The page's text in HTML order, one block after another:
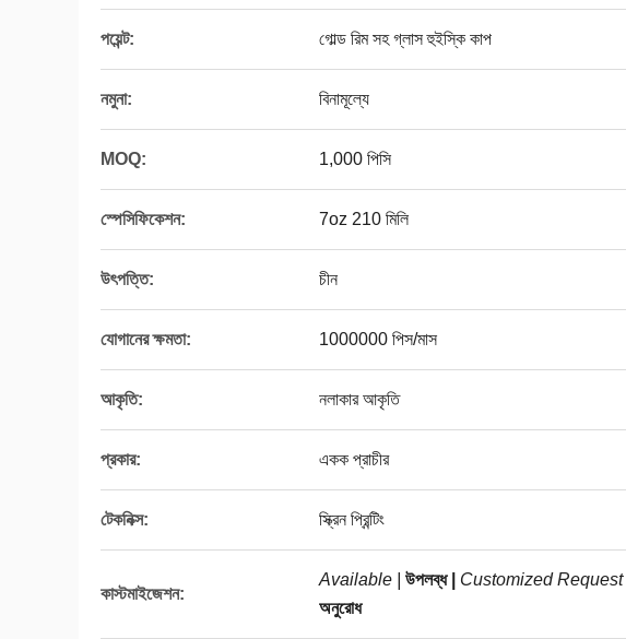
পয়েন্ট: গোল্ড রিম সহ গ্লাস হুইস্কি কাপ
নমুনা: বিনামূল্যে
MOQ: 1,000 পিসি
স্পেসিফিকেশন: 7oz 210 মিলি
উৎপত্তি: চীন
যোগানের ক্ষমতা: 1000000 পিস/মাস
আকৃতি: নলাকার আকৃতি
প্রকার: একক প্রাচীর
টেকনিক্স: স্ক্রিন প্রিন্টিং
কাস্টমাইজেশন:
Available | উপলব্ধ | Customized Request
অনুরোধ